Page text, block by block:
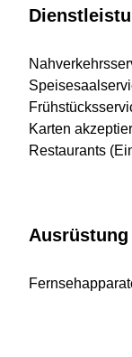
Karten
Restaurants
Ausrüstung